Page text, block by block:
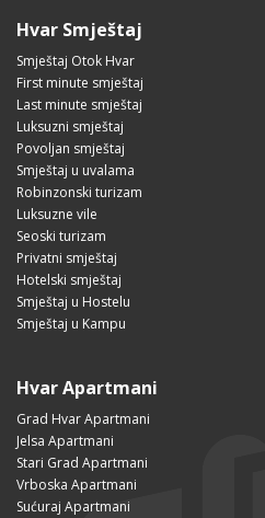
Hvar Smještaj
Smještaj Otok Hvar
First minute smještaj
Last minute smještaj
Luksuzni smještaj
Povoljan smještaj
Smještaj u uvalama
Robinzonski turizam
Luksuzne vile
Seoski turizam
Privatni smještaj
Hotelski smještaj
Smještaj u Hostelu
Smještaj u Kampu
Hvar Apartmani
Grad Hvar Apartmani
Jelsa Apartmani
Stari Grad Apartmani
Vrboska Apartmani
Sućuraj Apartmani